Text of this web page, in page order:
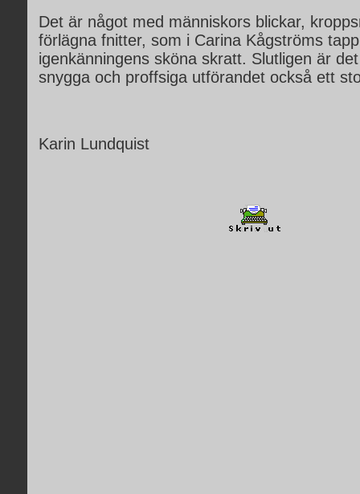
Det är något med människors blickar,
förlägna fnitter, som i Carina Kågströms
igenkänningens sköna skratt. Slutligen är
snygga och proffsiga utförandet också ett
Karin Lundquist